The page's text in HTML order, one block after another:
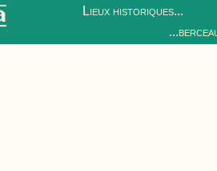
Lieux historiques...